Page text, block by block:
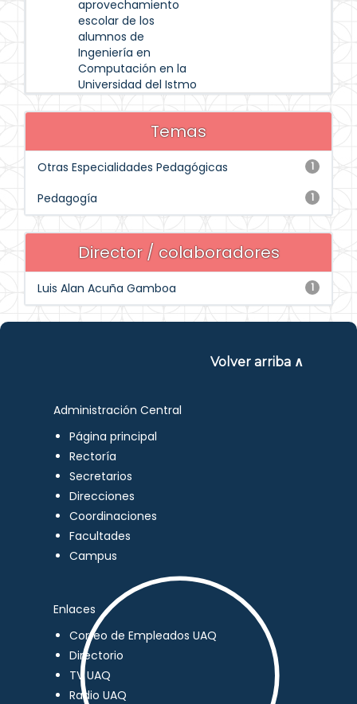
aprovechamiento
escolar de los
alumnos de
Ingeniería en
Computación en la
Universidad del Istmo
Temas
1
Otras Especialidades Pedagógicas
1
Pedagogía
Director / colaboradores
1
Luis Alan Acuña Gamboa
Volver arriba ∧
Administración Central
Página principal
Rectoría
Secretarios
Direcciones
Coordinaciones
Facultades
Campus
Enlaces
Correo de Empleados UAQ
Directorio
TV UAQ
Radio UAQ